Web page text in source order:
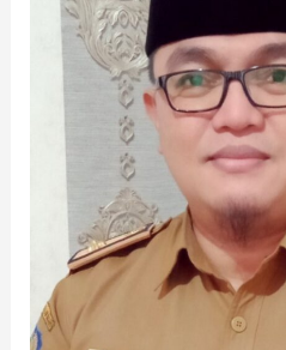
Rejang
Lebong